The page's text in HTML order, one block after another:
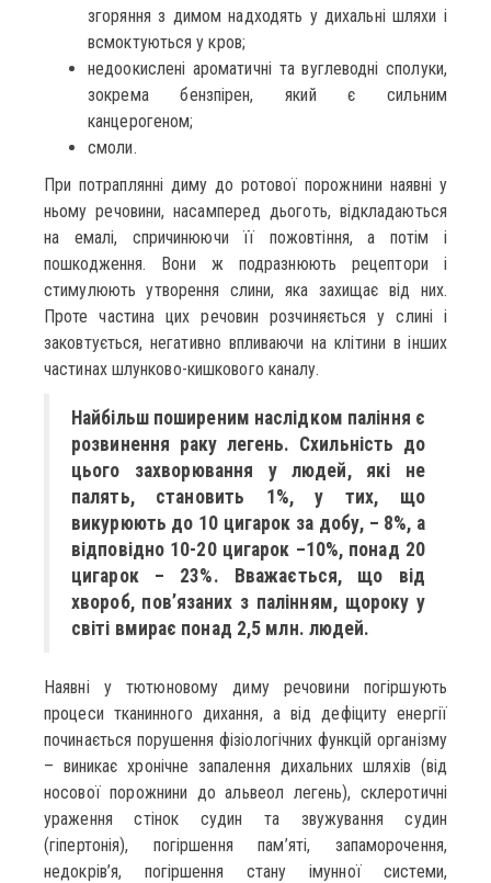
згоряння з димом надходять у дихальні шляхи і
всмоктуються у кров;
недоокислені ароматичні та вуглеводні сполуки,
зокрема бензпірен, який є сильним
канцерогеном;
смоли.
При потраплянні диму до ротової порожнини наявні у
ньому речовини, насамперед дьоготь, відкладаються
на емалі, спричинюючи її пожовтіння, а потім і
пошкодження. Вони ж подразнюють рецептори і
стимулюють утворення слини, яка захищає від них.
Проте частина цих речовин розчиняється у слині і
заковтується, негативно впливаючи на клітини в інших
частинах шлунково-кишкового каналу.
Найбільш поширеним наслідком паління є
розвинення раку легень. Схильність до
цього захворювання у людей, які не
палять, становить 1%, у тих, що
викурюють до 10 цигарок за добу, – 8%, а
відповідно 10-20 цигарок –10%, понад 20
цигарок – 23%. Вважається, що від
хвороб, пов’язаних з палінням, щороку у
світі вмирає понад 2,5 млн. людей.
Наявні у тютюновому диму речовини погіршують
процеси тканинного дихання, а від дефіциту енергії
починається порушення фізіологічних функцій організму
– виникає хронічне запалення дихальних шляхів (від
носової порожнини до альвеол легень), склеротичні
ураження стінок судин та звужування судин
(гіпертонія), погіршення пам’яті, запаморочення,
недокрів’я, погіршення стану імунної системи,